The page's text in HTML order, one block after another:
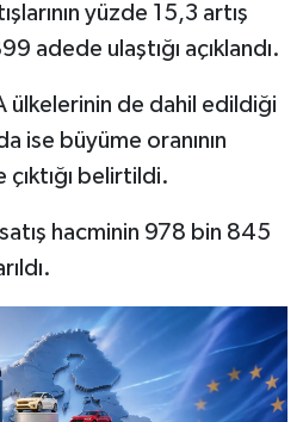
yüzde 15,3 artış
adede ulaştığı açıklandı.
ülkelerinin de dahil edildiği
ise büyüme oranının
belirtildi.
hacminin 978 bin 845